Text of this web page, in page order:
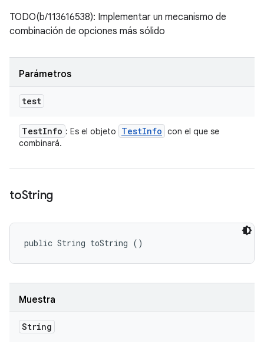
TODO(b/113616538): Implementar un mecanismo de
combinación de opciones más sólido
Parámetros
test
TestInfo : Es el objeto TestInfo con el que se
combinará.
toString
public String toString ()
Muestra
String